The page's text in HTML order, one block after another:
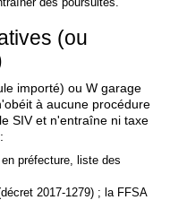
(ou
importé) ou W garage
à aucune procédure
SIV et n'entraîne ni taxe
préfecture, liste des
2017‑1279) ; la FFSA